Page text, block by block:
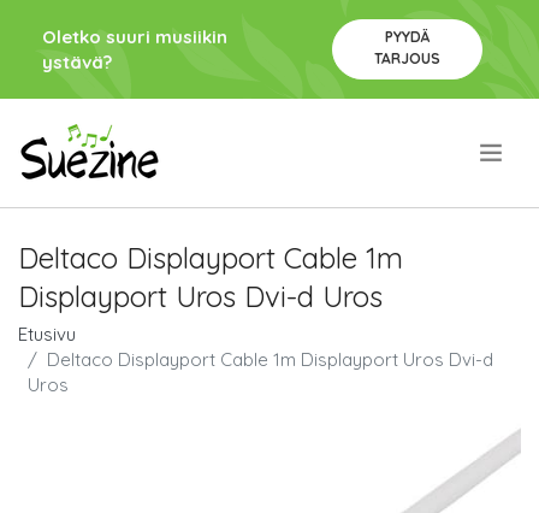
Oletko suuri musiikin
ystävä?
PYYDÄ
TARJOUS
Deltaco Displayport Cable 1m
Displayport Uros Dvi-d Uros
Etusivu
Deltaco Displayport Cable 1m Displayport Uros Dvi-d
Uros